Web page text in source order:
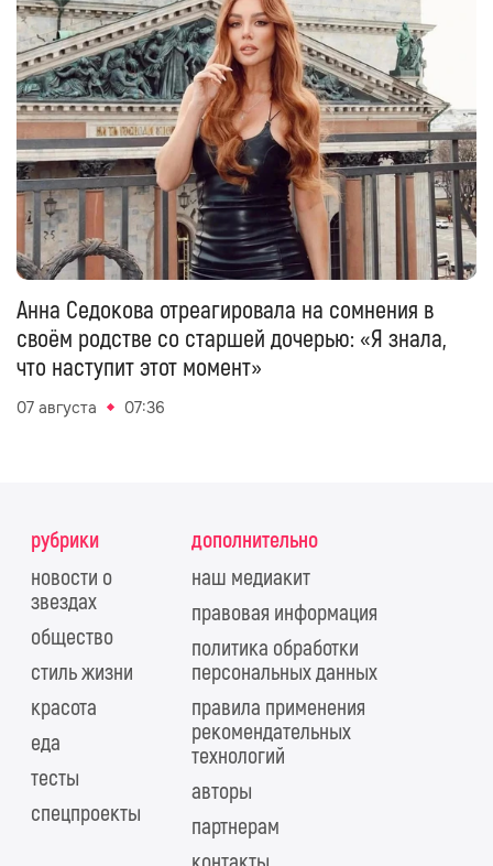
Анна Седокова отреагировала на сомнения в
своём родстве со старшей дочерью: «Я знала,
что наступит этот момент»
07 августа 07:36
рубрики
новости о
звездах
общество
стиль жизни
красота
еда
тесты
спецпроекты
дополнительно
наш медиакит
правовая информация
политика обработки
персональных данных
правила применения
рекомендательных
технологий
авторы
партнерам